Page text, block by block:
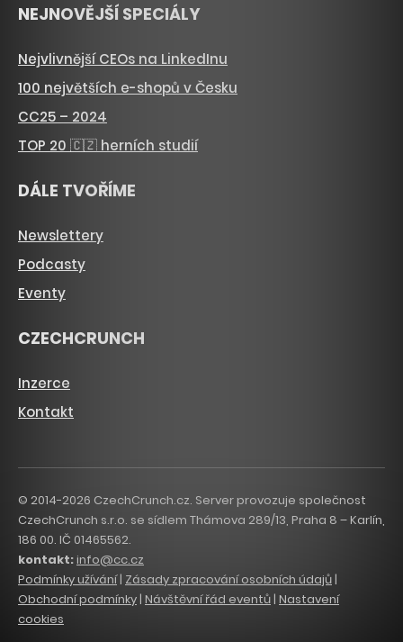
NEJNOVĚJŠÍ SPECIÁLY
Nejvlivnější CEOs na LinkedInu
100 největších e-shopů v Česku
CC25 – 2024
TOP 20 🇨🇿 herních studií
DÁLE TVOŘÍME
Newslettery
Podcasty
Eventy
CZECHCRUNCH
Inzerce
Kontakt
© 2014-2026 CzechCrunch.cz. Server provozuje společnost
CzechCrunch s.r.o. se sídlem Thámova 289/13, Praha 8 – Karlín,
186 00. IČ 01465562.
kontakt:info@cc.cz
Podmínky užívání| Zásady zpracování osobních údajů |
Obchodní podmínky | Návštěvní řád eventů | Nastavení
cookies